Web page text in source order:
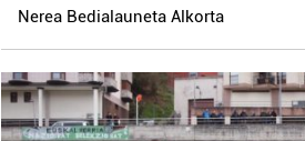
Nerea Bedialauneta Alkorta